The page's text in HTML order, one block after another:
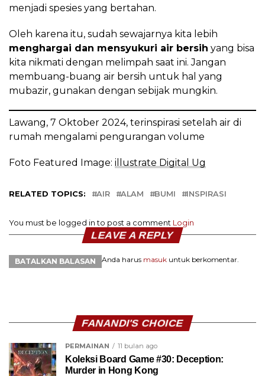
menjadi spesies yang bertahan.
Oleh karena itu, sudah sewajarnya kita lebih
menghargai dan mensyukuri air bersih yang bisa
kita nikmati dengan melimpah saat ini. Jangan
membuang-buang air bersih untuk hal yang
mubazir, gunakan dengan sebijak mungkin.
Lawang, 7 Oktober 2024, terinspirasi setelah air di
rumah mengalami pengurangan volume
Foto Featured Image: illustrate Digital Ug
RELATED TOPICS: AIR ALAM BUMI INSPIRASI
You must be logged in to post a comment Login
LEAVE A REPLY
BATALKAN BALASAN Anda harus masuk untuk berkomentar.
FANANDI'S CHOICE
PERMAINAN 11 bulan ago
Koleksi Board Game #30: Deception:
Murder in Hong Kong